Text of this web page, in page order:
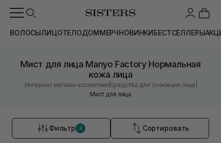
ВОЛОСЫЛИЦОТЕЛОДОММЕРЧНОВИНКИБЕСТСЕЛЛЕРЫ
Мист для лица Manyo Factory Нормальная
кожа лица
Интернет магазин косметики |Средства для тонизации лица
Мист для лица
Фильтр 2 Сортировать